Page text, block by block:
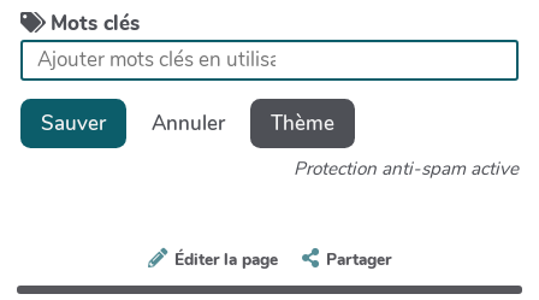
Mots clés
Sauver Annuler Thème
Protection anti-spam active
Éditer la page Partager